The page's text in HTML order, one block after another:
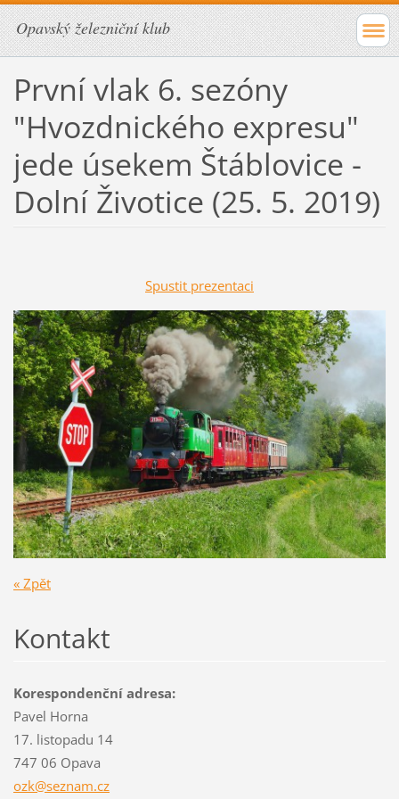
Opavský železniční klub
První vlak 6. sezóny
"Hvozdnického expresu"
jede úsekem Štáblovice -
Dolní Životice (25. 5. 2019)
Spustit prezentaci
« Zpět
Kontakt
Korespondenční adresa:
Pavel Horna
17. listopadu 14
747 06 Opava
ozk@seznam.cz